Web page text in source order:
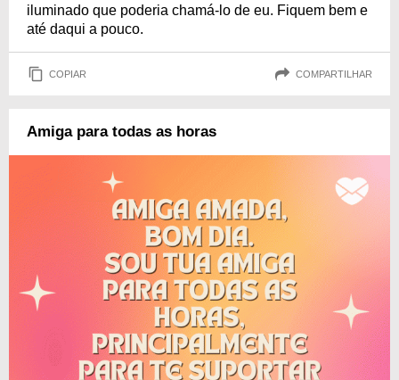
iluminado que poderia chamá-lo de eu. Fiquem bem e
até daqui a pouco.
COPIAR COMPARTILHAR
Amiga para todas as horas